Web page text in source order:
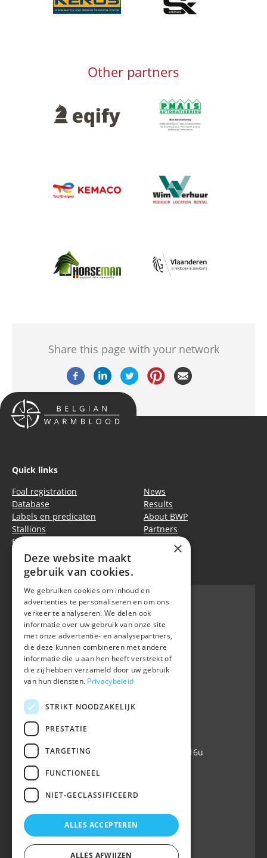
Other partners
Afbeelding Afbeelding
Afbeelding
Afbeelding
Afbeelding Afbeelding
Share this page with your network
Quick links
Foal registration
Database
Labels en predicaten
Stallions
Events
News
Results
About BWP
Partners
Privacy policy Cookie policy
BWP
Waversebaan 99
B-3050 OUD-HEVERLEE
+32 (0) 16 47 99 80
info@belgian-warmblood.com
VAT BE 0410.346.424
IBAN BE40 7364 0368 4863
Open every working day: 9u-12u & 13-16u
Follow us
×
Deze website maakt
gebruik van cookies.
We gebruiken cookies om inhoud en
advertenties te personaliseren en om ons
verkeer te analyseren. We delen ook
informatie over uw gebruik van onze site
met onze advertentie- en analysepartners,
die deze kunnen combineren met andere
informatie die u aan hen heeft verstrekt of
die zij hebben verzameld door uw gebruik
van hun diensten. Privacybeleid
STRIKT NOODZAKELIJK
PRESTATIE
TARGETING
FUNCTIONEEL
NIET-GECLASSIFICEERD
ALLES ACCEPTEREN
ALLES AFWIJZEN